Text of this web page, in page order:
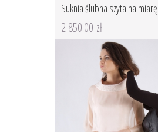
Suknia ślubna szyta na miarę
2 850.00 zł